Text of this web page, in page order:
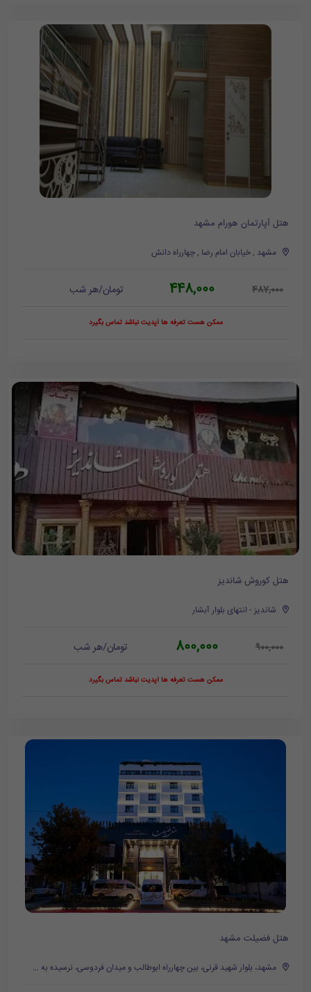
هتل آپارتمان هورام مشهد
مشهد , خیابان امام رضا , چهارراه دانش
487,000
448,000 تومان/هر شب
ممکن هست تعرفه ها آپدیت نباشد تماس بگیرد
هتل کوروش شاندیز
شاندیز - انتهای بلوار آبشار
900,000
800,000 تومان/هر شب
ممکن هست تعرفه ها آپدیت نباشد تماس بگیرد
هتل فضیلت مشهد
مشهد، بلوار شهید قرنی، بین چهارراه ابوطالب و میدان فردوسی، نرسیده به میدان فردوسی، روبروی پمپ بنزین